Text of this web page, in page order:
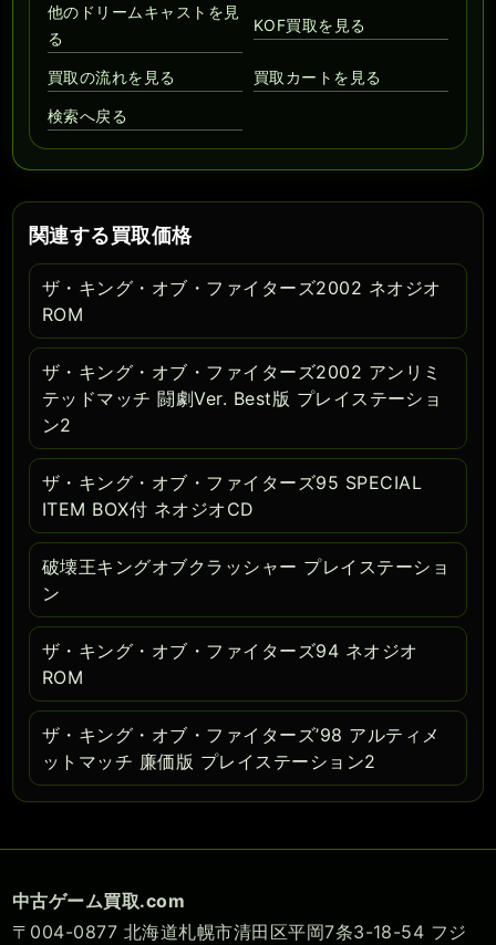
他のドリームキャストを見
る
KOF買取を見る
買取の流れを見る 買取カートを見る
検索へ戻る
関連する買取価格
ザ・キング・オブ・ファイターズ2002 ネオジオ
ROM
ザ・キング・オブ・ファイターズ2002 アンリミ
テッドマッチ 闘劇Ver. Best版 プレイステーショ
ン2
ザ・キング・オブ・ファイターズ95 SPECIAL
ITEM BOX付 ネオジオCD
破壊王キングオブクラッシャー プレイステーショ
ン
ザ・キング・オブ・ファイターズ94 ネオジオ
ROM
ザ・キング・オブ・ファイターズ’98 アルティメ
ットマッチ 廉価版 プレイステーション2
中古ゲーム買取.com
〒004-0877 北海道札幌市清田区平岡7条3-18-54 フジ